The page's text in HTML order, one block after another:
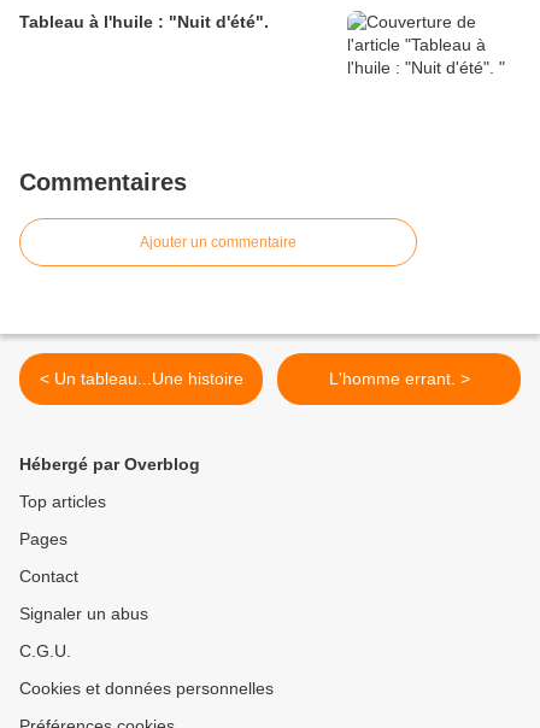
Tableau à l'huile : "Nuit d'été".
Commentaires
Ajouter un commentaire
< Un tableau...Une histoire L'homme errant. >
Hébergé par Overblog
Top articles
Pages
Contact
Signaler un abus
C.G.U.
Cookies et données personnelles